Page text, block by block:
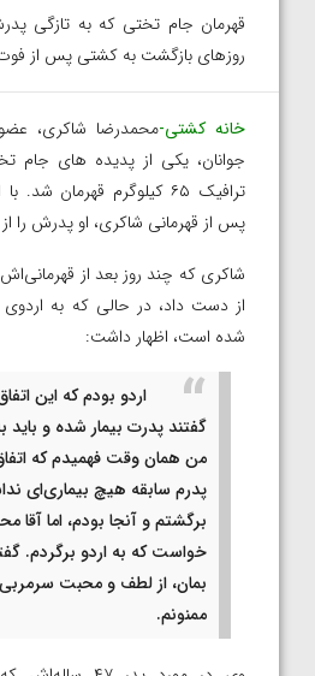
قهرمان جام تختی که به تازگی
روزهای بازگشت به کشتی پس از
خانه کشتی-محمدرضا شاکری،
جوانان، یکی از پدیده های جام
ترافیک ۶۵ کیلوگرم قهرمان
پس از قهرمانی شاکری، او پدرش را
شاکری که چند روز بعد از
از دست داد، در حالی که به
شده است، اظهار داشت:
اردو بودم که این
گفتند پدرت بیمار شده و باید
من همان وقت فهمیدم که
پدرم سابقه هیچ بیماری‌ای
برگشتم و آنجا بودم، اما آقا
خواست که به اردو برگردم.
بمان، از لطف و محبت
ممنونم.